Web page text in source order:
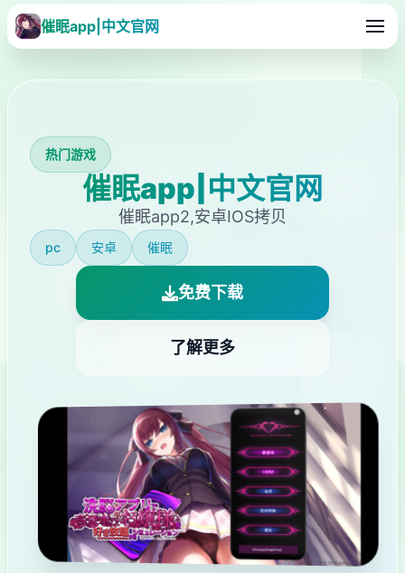
催眠app|中文官网
热门游戏
催眠app|中文官网
催眠app2,安卓IOS拷贝
pc 安卓 催眠
免费下载
了解更多